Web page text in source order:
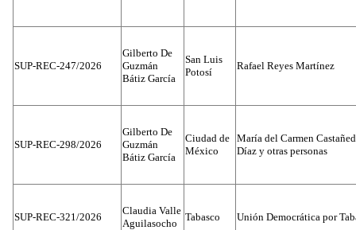
SUP-REC-247/2026
Gilberto De
Guzmán
Bátiz García
San Luis
Potosí
Rafael Reyes Martínez
SUP-REC-298/2026
Gilberto De
Guzmán
Bátiz García
Ciudad de
México
María del Carmen
Díaz y otras personas
SUP-REC-321/2026
Claudia Valle
Aguilasocho
Tabasco Unión Democrática por